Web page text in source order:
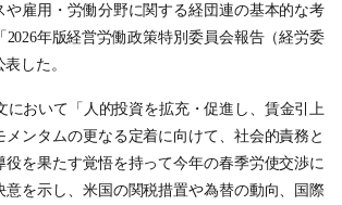
や雇用・労働分野に関する経団連の基本的な考
2026年版経営労働政策特別委員会報告（経労委
した。
において「人的投資を拡充・促進し、賃金引上
メンタムの更なる定着に向けて、社会的責務と
役を果たす覚悟を持って今年の春季労使交渉に
意を示し、米国の関税措置や為替の動向、国際